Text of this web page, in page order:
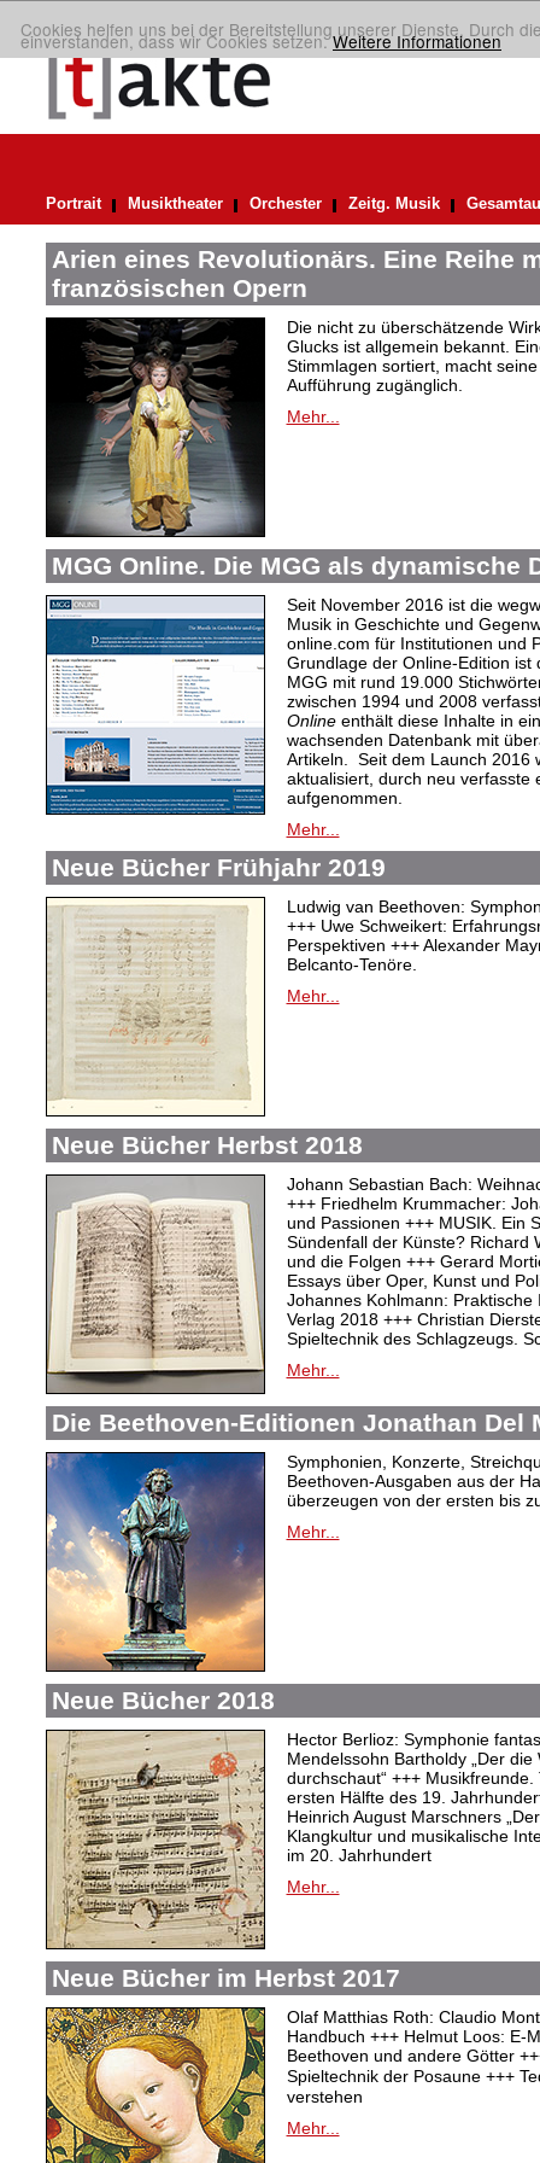
Cookies helfen uns bei der Bereitstellung unserer Dienste. Durch
einverstanden, dass wir Cookies setzen.Weitere Informationen
Portrait Musiktheater Orchester Zeitg. Musik
Arien eines Revolutionärs. Eine Reihe
französischen Opern
Die nicht zu überschätzende
Glucks ist allgemein bekannt.
Stimmlagen sortiert, macht
Aufführung zugänglich.
Mehr...
MGG Online. Die MGG als dynamische
Seit November 2016 ist die
Musik in Geschichte und
online.com für Institutionen und
Grundlage der Online-Edition ist
MGG mit rund 19.000
zwischen 1994 und 2008
Onlineenthält diese Inhalte in
wachsenden Datenbank mit
Artikeln. Seit dem Launch 2016
aktualisiert, durch neu verfasste
aufgenommen.
Mehr...
Neue Bücher Frühjahr 2019
Ludwig van Beethoven:
+++ Uwe Schweikert:
Perspektiven +++ Alexander
Belcanto-Tenöre.
Mehr...
Neue Bücher Herbst 2018
Johann Sebastian Bach:
+++ Friedhelm Krummacher:
und Passionen +++ MUSIK. Ein
Sündenfall der Künste? Richard
und die Folgen +++ Gerard
Essays über Oper, Kunst und
Johannes Kohlmann:
Verlag 2018 +++ Christian
Spieltechnik des Schlagzeugs.
Mehr...
Die Beethoven-Editionen Jonathan Del
Symphonien, Konzerte,
Beethoven-Ausgaben aus der
überzeugen von der ersten bis
Mehr...
Neue Bücher 2018
Hector Berlioz: Symphonie
Mendelssohn Bartholdy „Der
durchschaut“ +++
ersten Hälfte des 19.
Heinrich August Marschners
Klangkultur und musikalische
im 20. Jahrhundert
Mehr...
Neue Bücher im Herbst 2017
Olaf Matthias Roth: Claudio
Handbuch +++ Helmut Loos: E-
Beethoven und andere Götter
Spieltechnik der Posaune +++
verstehen
Mehr...